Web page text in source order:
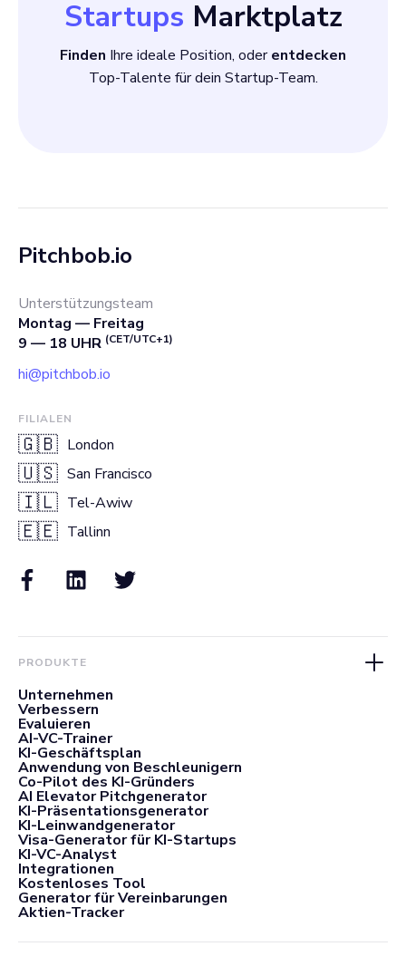
Startups Marktplatz
Finden Ihre ideale Position, oderentdecken
Top-Talente für dein Startup-Team.
Pitchbob.io
Unterstützungsteam
Montag — Freitag
9 — 18 UHR (CET/UTC+1)
hi@pitchbob.io
FILIALEN
🇬🇧 London
🇺🇸 San Francisco
🇮🇱 Tel-Awiw
🇪🇪 Tallinn
PRODUKTE
Unternehmen
Verbessern
Evaluieren
AI-VC-Trainer
KI-Geschäftsplan
Anwendung von Beschleunigern
Co-Pilot des KI-Gründers
AI Elevator Pitchgenerator
KI-Präsentationsgenerator
KI-Leinwandgenerator
Visa-Generator für KI-Startups
KI-VC-Analyst
Integrationen
Kostenloses Tool
Generator für Vereinbarungen
Aktien-Tracker